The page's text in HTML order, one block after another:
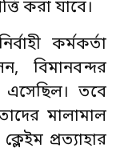
করা যাবে।
কর্মকর্তা
বিমানবন্দর
এসেছিল। তবে
মালামাল
প্রত্যাহার